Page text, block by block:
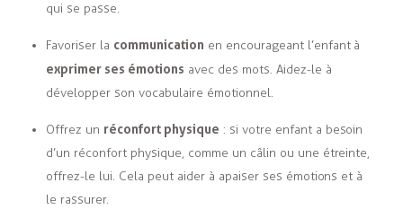
qui se passe.
Favoriser la communication en encourageant l’enfant à
exprimer ses émotions avec des mots. Aidez-le à
développer son vocabulaire émotionnel.
Offrez un réconfort physique : si votre enfant a besoin
d’un réconfort physique, comme un câlin ou une étreinte,
offrez-le lui. Cela peut aider à apaiser ses émotions et à
le rassurer.